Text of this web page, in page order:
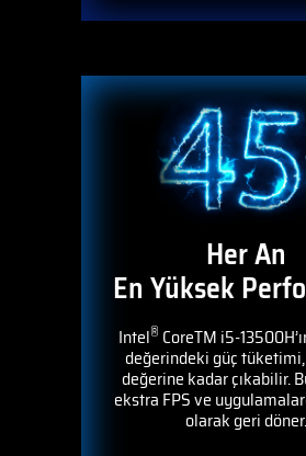
Her An
En Yüksek
Intel® CoreTM i5-
değerindeki güç
değerine kadar çıkabilir.
ekstra FPS ve
olarak geri döner.